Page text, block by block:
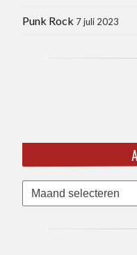
Punk Rock 7 juli 2023
Archieven